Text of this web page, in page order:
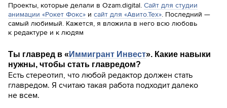
Проекты, которые делали в Ozam.digital. Сайт для студии
анимации «Рокет Фокс» и сайт для «Авито.Тех». Последний —
самый любимый. Кажется, я вложила в него всю любовь
к редактуре и к людям
Ты главред в « Иммигрант Инвест». Какие навыки
нужны, чтобы стать главредом?
Есть стереотип, что любой редактор должен стать
главредом. Я считаю такая работа подходит далеко
не всем.